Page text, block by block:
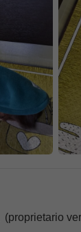
(proprietario